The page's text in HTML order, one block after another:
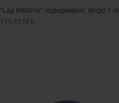
"Låg friktions" reglagekabel, längd 1 m
775,43 SEK